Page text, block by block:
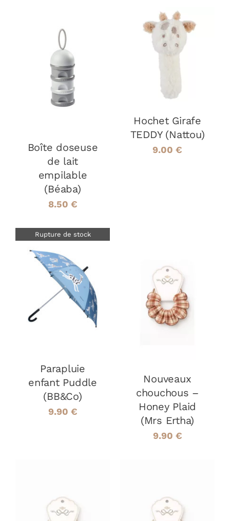
CHOIX DES
OPTIONS CE
PRODUIT
A
PLUSIEURS
PEUVENT
ÊTRE
CHOISIES
SUR
LA
PAGE
DU
DÉTAILS
Boîte doseuse
de lait
empilable
(Béaba)
8.50 €
AJOUTER AU
Hochet Girafe
TEDDY (Nattou)
9.00 €
Rupture de stock
DÉTAILS
Parapluie
enfant Puddle
(BB&Co)
9.90 €
AJOUTER AU
PANIER
/
DÉTAILS
Nouveaux
chouchous –
Honey Plaid
(Mrs Ertha)
9.90 €
AJOUTER AU
AJOUTER AU